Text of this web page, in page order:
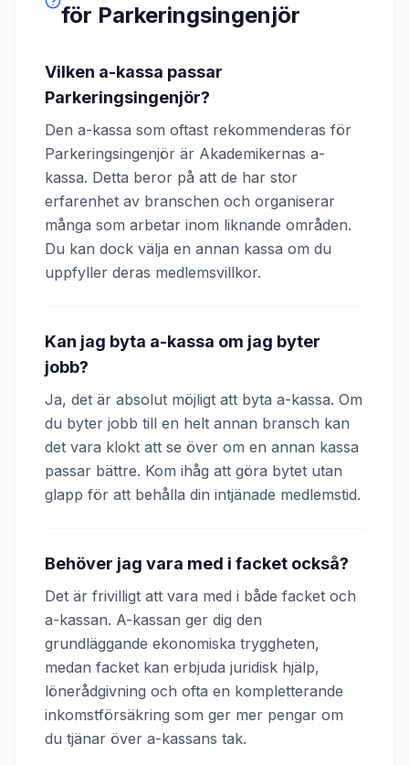
för Parkeringsingenjör
Vilken a-kassa passar
Parkeringsingenjör?
Den a-kassa som oftast rekommenderas för
Parkeringsingenjör är Akademikernas a-
kassa. Detta beror på att de har stor
erfarenhet av branschen och organiserar
många som arbetar inom liknande områden.
Du kan dock välja en annan kassa om du
uppfyller deras medlemsvillkor.
Kan jag byta a-kassa om jag byter
jobb?
Ja, det är absolut möjligt att byta a-kassa. Om
du byter jobb till en helt annan bransch kan
det vara klokt att se över om en annan kassa
passar bättre. Kom ihåg att göra bytet utan
glapp för att behålla din intjänade medlemstid.
Behöver jag vara med i facket också?
Det är frivilligt att vara med i både facket och
a-kassan. A-kassan ger dig den
grundläggande ekonomiska tryggheten,
medan facket kan erbjuda juridisk hjälp,
lönerådgivning och ofta en kompletterande
inkomstförsäkring som ger mer pengar om
du tjänar över a-kassans tak.